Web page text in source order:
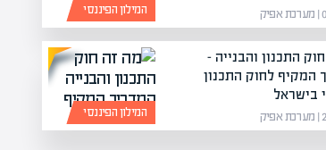
המילון הפיננסי
המילון הפיננסי
התכנון והבנייה –
המקיף לחוק התכנון
בישראל